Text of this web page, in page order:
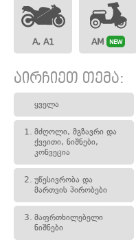
A, A1 AM NEW
აირჩიეთ თემა:
ყველა
1. მძღოლი, მგზავრი და
ქვეითი, ნიშნები,
კონვეცია
2. უწესივრობა და
მართვის პირობები
3. მაფრთხილებელი
ნიშნები